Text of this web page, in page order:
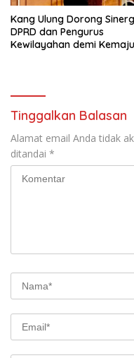
Kang Ulung Dorong
DPRD dan Pengurus
Kewilayahan demi
Tinggalkan Balasan
Alamat email Anda tidak
ditandai *